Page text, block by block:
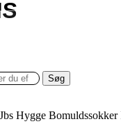
Søg
Jbs Hygge